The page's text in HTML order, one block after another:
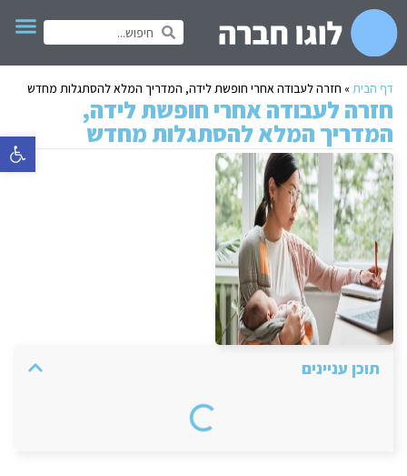
פתח
דף הבית» חזרה לעבודה אחרי חופשת לידה, המדריך המלא להסתגלות מחדש
חזרה לעבודה אחרי חופשת לידה,
המדריך המלא להסתגלות מחדש
תוכן עניינים